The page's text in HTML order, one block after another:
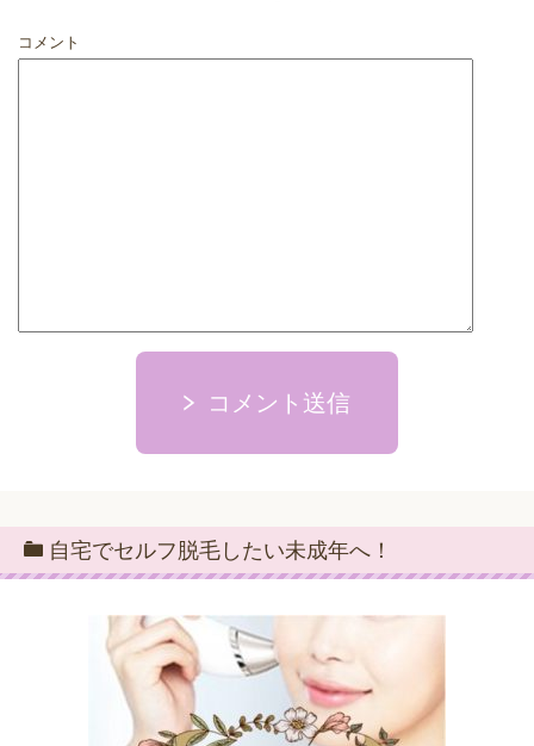
コメント
コメント送信
自宅でセルフ脱毛したい未成年へ！